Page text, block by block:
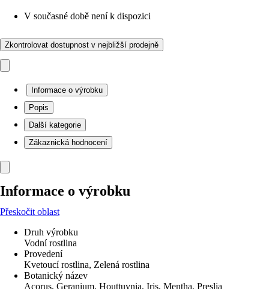
V současné době není k dispozici
Zkontrolovat dostupnost v nejbližší prodejně
Informace o výrobku
Popis
Další kategorie
Zákaznická hodnocení
Informace o výrobku
Přeskočit oblast
Druh výrobku
Vodní rostlina
Provedení
Kvetoucí rostlina, Zelená rostlina
Botanický název
Acorus, Geranium, Houttuynia, Iris, Mentha, Preslia